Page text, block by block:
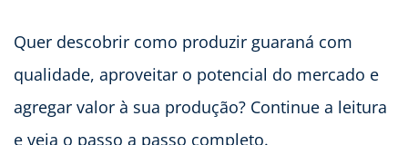
Quer descobrir como produzir guaraná com
qualidade, aproveitar o potencial do mercado e
agregar valor à sua produção? Continue a leitura
e veja o passo a passo completo.